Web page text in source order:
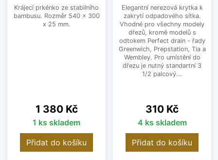
Krájecí prkénko ze stabilního
bambusu. Rozměr 540 x 300
x 25 mm.
Cena
1 380 Kč
1 ks skladem
Přidat do košíku
Elegantní nerezová krytka k
zakrytí odpadového sítka.
Vhodné pro všechny modely
dřezů, kromě modelů s
odtokem Perfect drain - řady
Greenwich, Prepstation, Tia a
Wembley. Pro umístění do
dřezu je nutný standartní 3
1/2 palcový...
Cena
310 Kč
4 ks skladem
Přidat do košíku